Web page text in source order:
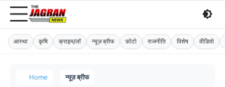
आस्था कृषि क्राइम/लॉ न्यूज़ ब्रीफ फ़ोटो राजनीति विशेष वीडियो
Home न्यूज़ ब्रीफ